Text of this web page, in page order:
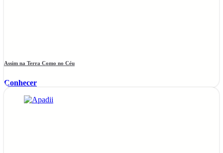
Assim na Terra Como no Céu
Conhecer